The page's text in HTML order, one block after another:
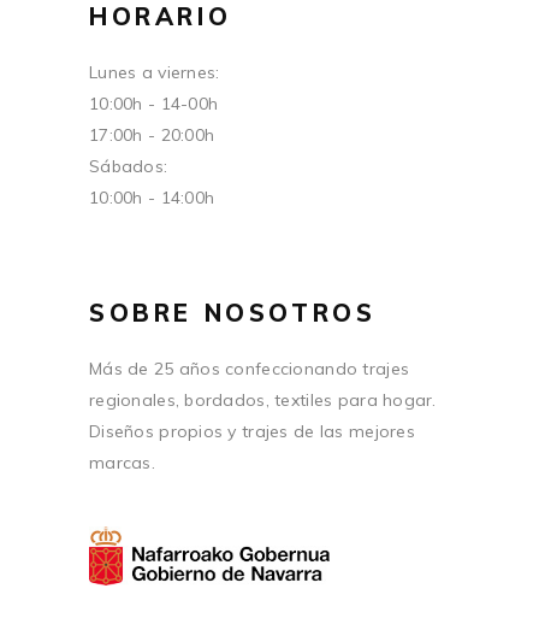
HORARIO
Lunes a viernes:
10:00h - 14-00h
17:00h - 20:00h
Sábados:
10:00h - 14:00h
SOBRE NOSOTROS
Más de 25 años confeccionando trajes
regionales, bordados, textiles para hogar.
Diseños propios y trajes de las mejores
marcas.